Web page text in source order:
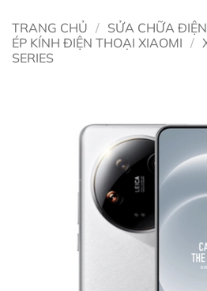
TRANG CHỦ / SỬA CHỮA
ÉP KÍNH ĐIỆN THOẠI XIAOMI /
SERIES